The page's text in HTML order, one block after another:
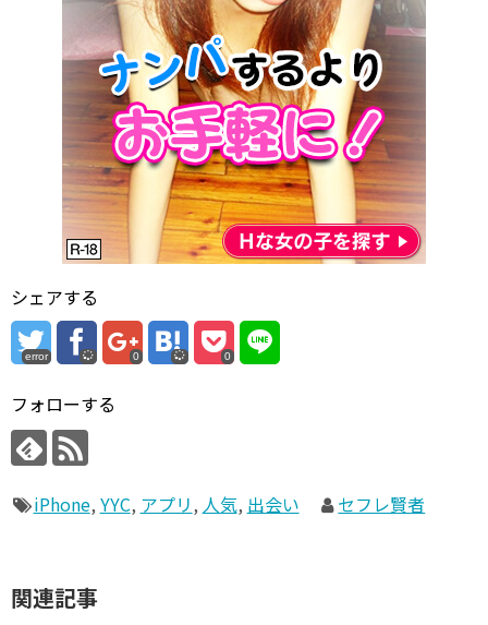
シェアする
error 0 0
フォローする
iPhone, YYC, アプリ, 人気, 出会い セフレ賢者
関連記事